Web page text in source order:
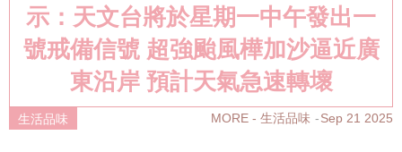
示：天文台將於星期一中午發出一
號戒備信號 超強颱風樺加沙逼近廣
東沿岸 預計天氣急速轉壞
生活品味 MORE - 生活品味 Sep 21 2025